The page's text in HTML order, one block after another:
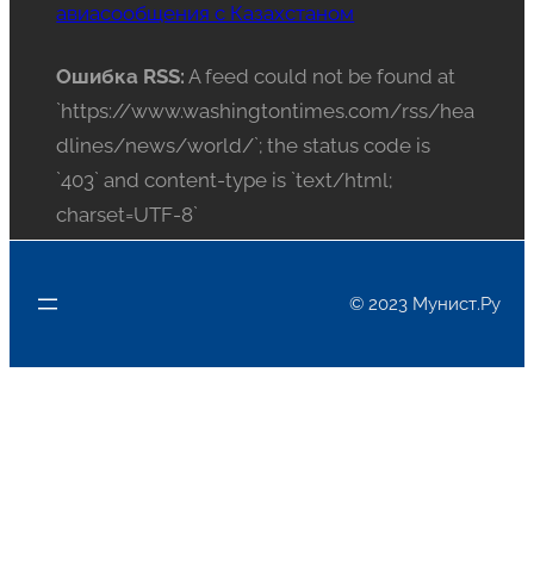
авиасообщения с Казахстаном
Ошибка RSS: A feed could not be found at
`https://www.washingtontimes.com/rss/hea
dlines/news/world/`; the status code is
`403` and content-type is `text/html;
charset=UTF-8`
© 2023 Мунист.Ру